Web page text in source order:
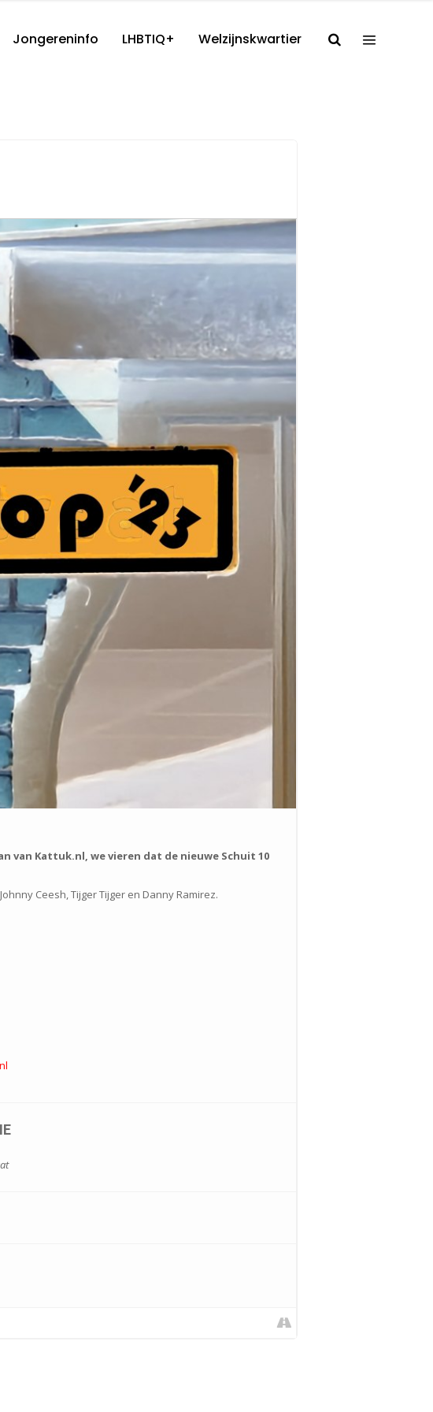
Jongereninfo LHBTIQ+ Welzijnskwartier
van Kattuk.nl, we vieren dat de nieuwe Schuit 10
Ceesh, Tijger Tijger en Danny Ramirez.